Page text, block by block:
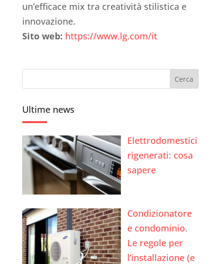
un’efficace mix tra creatività stilistica e
innovazione.
Sito web: https://www.lg.com/it
Ultime news
Elettrodomestici
rigenerati: cosa
sapere
Condizionatore
e condominio.
Le regole per
l’installazione (e